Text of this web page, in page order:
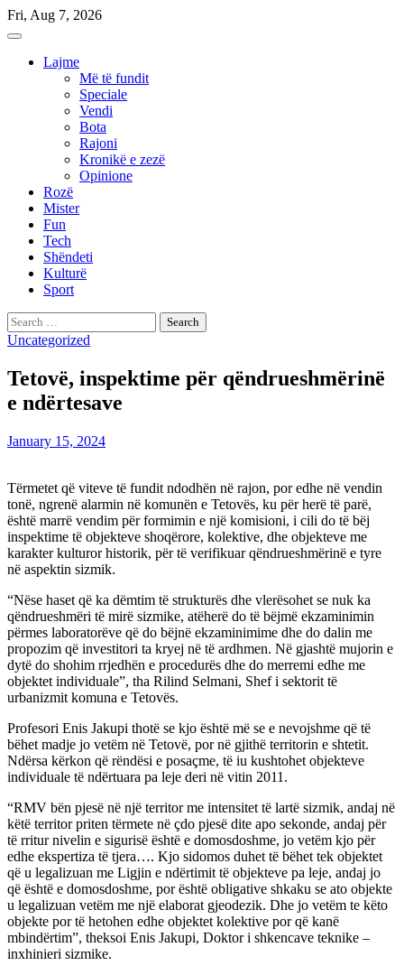
Skip
to
Fri, Aug 7, 2026
Lajme
Më të fundit
Speciale
Vendi
Bota
Rajoni
Kronikë e zezë
Opinione
Rozë
Mister
Fun
Tech
Shëndeti
Kulturë
Sport
Search
for:
Uncategorized
Tetovë, inspektime për qëndrueshmërinë
e ndërtesave
January 15, 2024
Tërmetet që viteve të fundit ndodhën në rajon, por edhe në vendin
tonë, ngrenë alarmin në komunën e Tetovës, ku për herë të parë,
është marrë vendim për formimin e një komisioni, i cili do të bëj
inspektime të objekteve shoqërore, kolektive, dhe objekteve me
karakter kulturor historik, për të verifikuar qëndrueshmërinë e tyre
në aspektin sizmik.
“Nëse haset që ka dëmtim të strukturës dhe vlerësohet se nuk ka
qëndrueshmëri të mirë sizmike, atëherë do të bëjmë ekzaminimin
përmes laboratorëve që do bëjnë ekzaminimime dhe do dalin me
propozim që investitori ta kryej në të ardhmen. Në gjashtë mujorin e
dytë do shohim rrjedhën e procedurës dhe do merremi edhe me
objektet individuale”, tha Rilind Selmani, Shef i sektorit të
urbanizmit komuna e Tetovës.
Profesori Enis Jakupi thotë se kjo është më se e nevojshme që të
bëhet madje jo vetëm në Tetovë, por në gjithë territorin e shtetit.
Ndërsa kërkon që rëndësi e posaçme, të iu kushtohet objekteve
individuale të ndërtuara pa leje deri në vitin 2011.
“RMV bën pjesë në një territor me intensitet të lartë sizmik, andaj në
këtë territor priten tërmete në çdo pjesë dite apo sekonde, andaj për
të rritur nivelin e sigurisë është e domosdoshme, jo vetëm kjo për
edhe ekspertiza të tjera…. Kjo sidomos duhet të bëhet tek objektet
që u legalizuan me Ligjin e ndërtimit të objekteve pa leje, andaj jo
që është e domosdoshme, por është obligative shkaku se ato objekte
u legalizuan vetëm me një elaborat gjeodezik. Dhe jo vetëm te këto
objekte por të hetohen edhe objektet kolektive por që kanë
mbindërtim”, theksoi Enis Jakupi, Doktor i shkencave teknike –
inxhinieri sizmike.